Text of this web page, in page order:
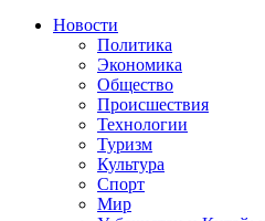
Новости
Политика
Экономика
Общество
Происшествия
Технологии
Туризм
Культура
Спорт
Мир